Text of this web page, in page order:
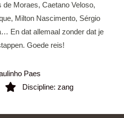
de Moraes, Caetano Veloso,
Milton Nascimento, Sérgio
En dat allemaal zonder dat je
Goede reis!
Paes
Discipline: zang